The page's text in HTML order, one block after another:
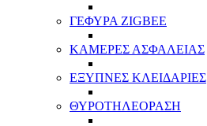
ΓΕΦΥΡΑ ZIGBEE
ΚΑΜΕΡΕΣ ΑΣΦΑΛΕΙΑΣ
ΕΞΥΠΝΕΣ ΚΛΕΙΔΑΡΙΕΣ
ΘΥΡΟΤΗΛΕΟΡΑΣΗ